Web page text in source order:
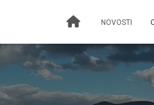
NOVOSTI